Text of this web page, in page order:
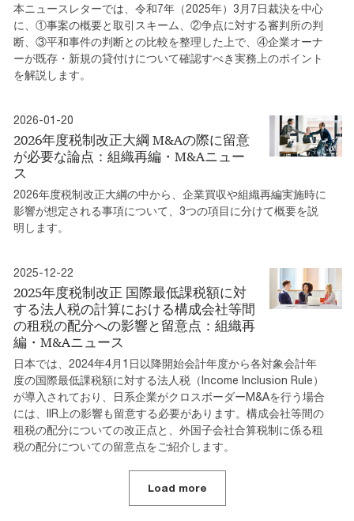
本ニュースレターでは、令和7年（2025年）3月7日裁決を中心
に、①事案の概要と取引スキーム、②争点に対する審判所の判
断、③平和事件の判断との比較を整理した上で、④企業オーナ
ーが既存・新規の貸付けについて確認すべき実務上のポイント
を解説します。
2026-01-20
2026年度税制改正大綱 M&Aの際に留意
が必要な論点：組織再編・M&Aニュー
ス
2026年度税制改正大綱の中から、企業買収や組織再編実施時に
影響が想定される事項について、3つの項目に分けて概要を説
明します。
2025-12-22
2025年度税制改正 国際最低課税額に対
する法人税の計算における構成会社等間
の租税の配分への影響と留意点：組織再
編・M&Aニュース
日本では、2024年4月1日以降開始会計年度から各対象会計年
度の国際最低課税額に対する法人税（Income Inclusion Rule）
が導入されており、日系企業がクロスボーダーM&Aを行う場合
には、IIR上の影響も留意する必要があります。構成会社等間の
租税の配分についての改正点と、外国子会社合算税制に係る租
税の配分についての留意点をご紹介します。
Load more